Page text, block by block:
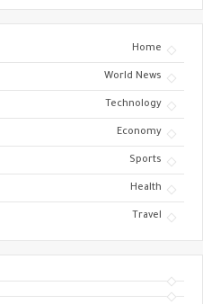
Home
World News
Technology
Economy
Sports
Health
Travel